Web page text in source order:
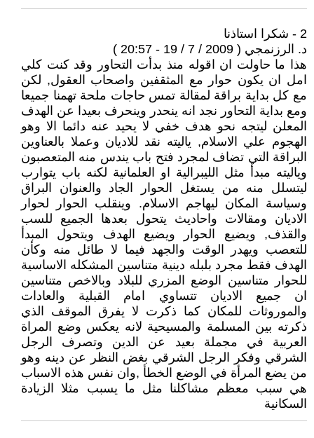
2 - شكرا استاذنا
د. الرزنمجي ( 2009 / 7 / 19 - 20:57 )
هذا ما حاولت ان اقوله منذ بدأت التحاور وقد كنت كلي
امل ان يكون حوار مع المثقفين واصحاب العقول, لكن
مع كل بداية براقة لمقالة تمس حاجات ملحة تهمنا جميعا
ومع بداية التحاور نجد انه ينحدر وينحرف بعيدا عن الهدف
المعلن ليتجه نحو هدف خفي لا يحيد عنه دائما الا وهو
الهجوم علي الاسلام, ياليته نقد للاديان وعملا بالعناوين
البراقة التي تضاف لمجرد فتح باب يندس منه المتعصبون
وياليته مبدأ مثل الليبرالية او العلمانية لكنه باب يتوارب
ليتسلل منه من يستغل الحوار الجاد والعنوان البراق
وسياسة المكان ليهاجم الاسلام. وينقلب الحوار لحوار
الاديان ومقالات واحاديث يتحول بعدها الجميع للسب
والقذف, ويضيع الحوار ويضيع الهدف ويتحول المبدأ
للتعصب ويهدر الوقت والجهد فيما لا طائل منه وكأن
الهدف فقط مجرد بلبله دينية متناسين المشكله الاساسية
للحوار متناسين الوضع المزري للبلاد وبالاخص متناسين
ان جميع الاديان تتساوي امام القبلية والعادات
والموروثات للمكان كما ذكرت لا يفرق الموقف الذي
ذكرته بين المسلمة والمسيحية لانه يعكس وضع المراة
العربية في مجملة بعيد عن الدين وتصرف الرجل
الشرقي وفكر الرجل الشرقي بغض النظر عن دينه وهو
من يضع المرأة في الوضع الخطأ ,وان نفس هذه الاسباب
هي سبب معظم مشاكلنا مثل ما يسبب مثلا الزيادة
السكانية